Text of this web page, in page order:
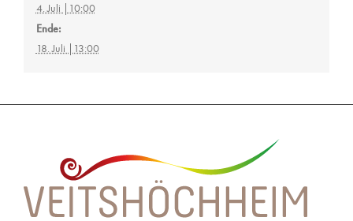
4. Juli |10:00
Ende:
18. Juli |13:00